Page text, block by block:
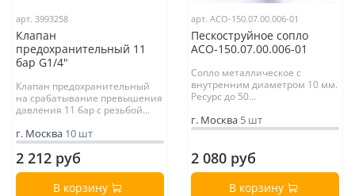
арт. 3993258
Клапан
предохранительный 11
бар G1/4"
Клапан предохранительный
на срабатывание превышения
давления 11 бар с резьбой...
г. Москва 10 шт
2 212 руб
В корзину
арт. АСО-150.07.00.006-01
Пескоструйное сопло
АСО-150.07.00.006-01
Сопло металлическое с
внутренним диаметром 10 мм.
Ресурс до 50...
г. Москва 5 шт
2 080 руб
В корзину